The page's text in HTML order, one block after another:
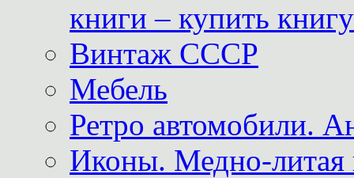
книги – купить
Винтаж СССР
Мебель
Ретро автомобили.
Иконы. Медно-литая